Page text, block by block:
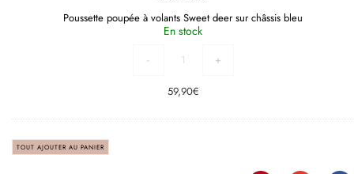
Poussette poupée à volants Sweet deer sur châssis bleu
En stock
- +
59,90€
TOUT AJOUTER AU PANIER